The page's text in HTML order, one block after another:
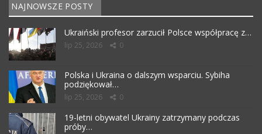
NAJNOWSZE POSTY
Ukraiński profesor zarzucił Polsce współpracę z…
lip 25, 2026 0
Polska i Ukraina o dalszym wsparciu. Sybiha
podziękował…
lip 25, 2026 0
19-letni obywatel Ukrainy zatrzymany podczas
próby…